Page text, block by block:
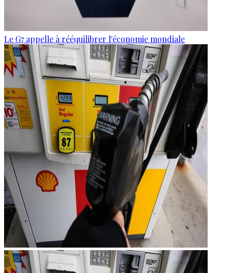
Le G7 appelle à rééquilibrer l'économie mondiale